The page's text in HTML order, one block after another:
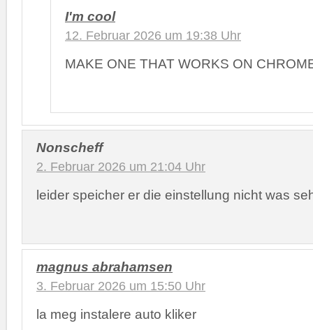
I'm cool
12. Februar 2026 um 19:38 Uhr
MAKE ONE THAT WORKS ON
Nonscheff
2. Februar 2026 um 21:04 Uhr
leider speicher er die einstellung nicht was
magnus abrahamsen
3. Februar 2026 um 15:50 Uhr
la meg instalere auto kliker